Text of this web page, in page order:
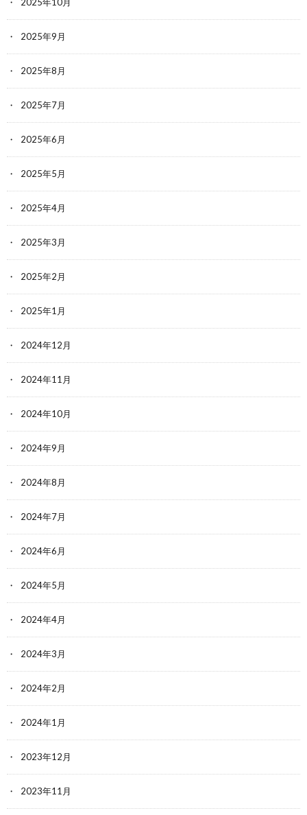
2025年9月
2025年8月
2025年7月
2025年6月
2025年5月
2025年4月
2025年3月
2025年2月
2025年1月
2024年12月
2024年11月
2024年10月
2024年9月
2024年8月
2024年7月
2024年6月
2024年5月
2024年4月
2024年3月
2024年2月
2024年1月
2023年12月
2023年11月